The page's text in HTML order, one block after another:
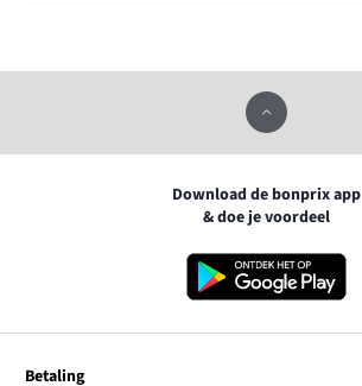
Download de bonprix app
& doe je voordeel
Betaling